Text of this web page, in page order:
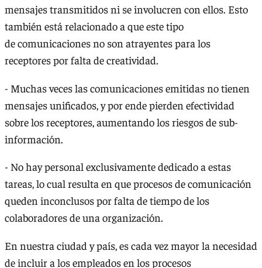
mensajes transmitidos ni se involucren con ellos. Esto
también está relacionado a que este tipo
de comunicaciones no son atrayentes para los
receptores por falta de creatividad.
- Muchas veces las comunicaciones emitidas no tienen
mensajes unificados, y por ende pierden efectividad
sobre los receptores, aumentando los riesgos de sub-
información.
- No hay personal exclusivamente dedicado a estas
tareas, lo cual resulta en que procesos de comunicación
queden inconclusos por falta de tiempo de los
colaboradores de una organización.
En nuestra ciudad y país, es cada vez mayor la necesidad
de incluir a los empleados en los procesos